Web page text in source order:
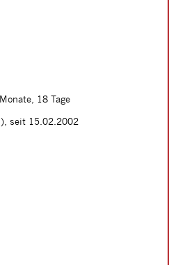
18 Tage
seit 15.02.2002